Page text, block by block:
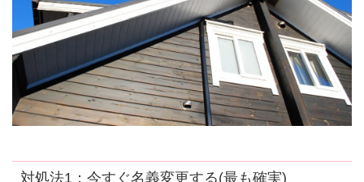
対処法1：今すぐ名義変更する(最も確実)